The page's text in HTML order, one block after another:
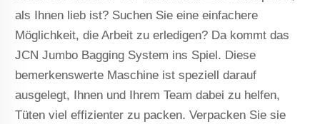
als Ihnen lieb ist? Suchen Sie eine einfachere
Möglichkeit, die Arbeit zu erledigen? Da kommt das
JCNJumbo Bagging System ins Spiel. Diese
bemerkenswerte Maschine ist speziell darauf
ausgelegt, Ihnen und Ihrem Team dabei zu helfen,
Tüten viel effizienter zu packen. Verpacken Sie sie